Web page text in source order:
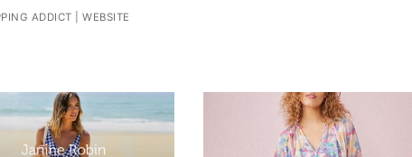
ADDICT |WEBSITE